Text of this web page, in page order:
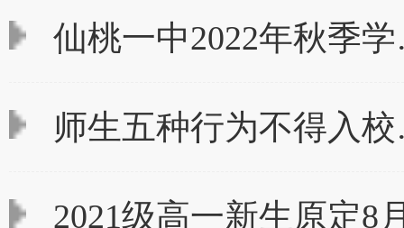
仙桃一中2022年秋季
师生五种行为不得入
2021级高一新生原定8